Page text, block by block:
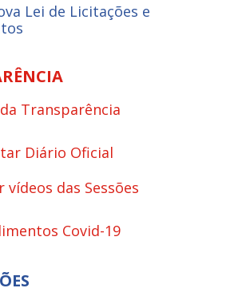
Lei de Licitações e
Transparência
Diário Oficial
vídeos das Sessões
Covid-19